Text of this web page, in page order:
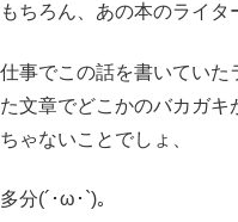
もちろん、あの本のライタ
仕事でこの話を書いていた
た文章でどこかのバカガキ
ちゃないことでしょ、
多分(´･ω･`)。